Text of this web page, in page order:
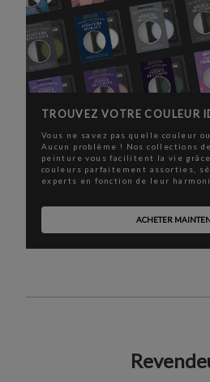
TROUVEZ VOTRE COULEUR
Vous ne savez pas quelle couleur
Aucun problème ! Nos collections
peinture vous facilitent la vie
couleurs parfaitement assorties,
experts en fonction de leur
ACHETER